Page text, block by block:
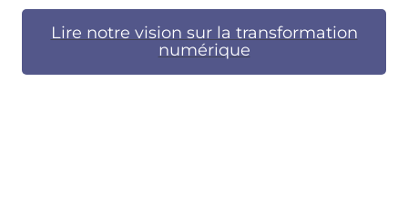
Lire notre vision sur la transformation
numérique